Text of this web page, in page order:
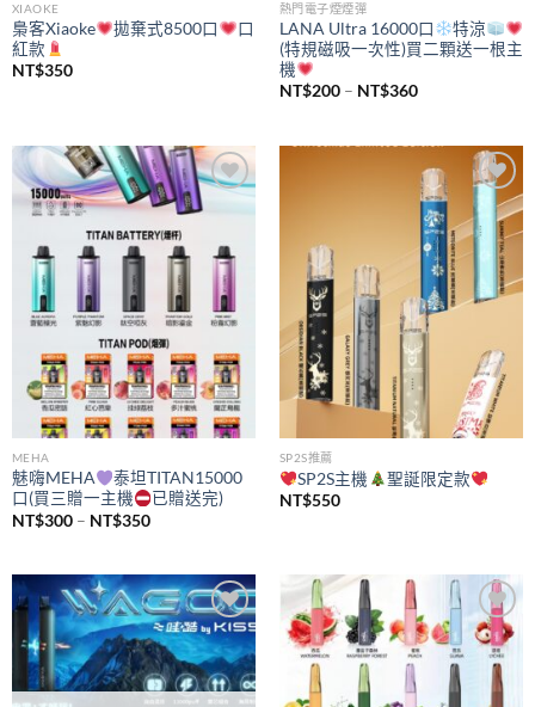
XIAOKE
梟客Xiaoke 拋棄式8500口
口
紅款
NT$350
熱門電子煙煙彈
LANA Ultra 16000口
特涼
(特規磁吸一次性)買二顆送一根主
機
NT$200 – NT$360價
NT$200
到
NT$360
Add to
MEHA
魅嗨MEHA
泰坦TITAN15000
口(買三贈一主機
已贈送完)
NT$300 – NT$350價
NT$300
到
NT$350
Add to
wishlist
SP2S推薦
SP2S主機
聖誕限定款
NT$550
Add to
wishlist
Add to
wishlist